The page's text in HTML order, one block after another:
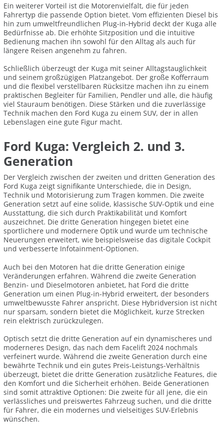
Ein weiterer Vorteil ist die Motorenvielfalt, die für jeden
Fahrertyp die passende Option bietet. Vom effizienten Diesel bis
hin zum umweltfreundlichen Plug-in-Hybrid deckt der Kuga alle
Bedürfnisse ab. Die erhöhte Sitzposition und die intuitive
Bedienung machen ihn sowohl für den Alltag als auch für
längere Reisen angenehm zu fahren.
Schließlich überzeugt der Kuga mit seiner Alltagstauglichkeit
und seinem großzügigen Platzangebot. Der große Kofferraum
und die flexibel verstellbaren Rücksitze machen ihn zu einem
praktischen Begleiter für Familien, Pendler und alle, die häufig
viel Stauraum benötigen. Diese Stärken und die zuverlässige
Technik machen den Ford Kuga zu einem SUV, der in allen
Lebenslagen eine gute Figur macht.
Ford Kuga: Vergleich 2. und 3.
Generation
Der Vergleich zwischen der zweiten und dritten Generation des
Ford Kuga zeigt signifikante Unterschiede, die in Design,
Technik und Motorisierung zum Tragen kommen. Die zweite
Generation setzt auf eine solide, klassische SUV-Optik und eine
Ausstattung, die sich durch Praktikabilität und Komfort
auszeichnet. Die dritte Generation hingegen bietet eine
sportlichere und modernere Optik und wurde um technische
Neuerungen erweitert, wie beispielsweise das digitale Cockpit
und verbesserte Infotainment-Optionen.
Auch bei den Motoren hat die dritte Generation einige
Veränderungen erfahren. Während die zweite Generation
Benzin- und Dieselmotoren anbietet, hat Ford die dritte
Generation um einen Plug-in-Hybrid erweitert, der besonders
umweltbewusste Fahrer anspricht. Diese Hybridversion ist nicht
nur sparsam, sondern bietet die Möglichkeit, kurze Strecken
rein elektrisch zurückzulegen.
Optisch setzt die dritte Generation auf ein dynamischeres und
moderneres Design, das nach dem Facelift 2024 nochmals
verfeinert wurde. Während die zweite Generation durch eine
bewährte Technik und ein gutes Preis-Leistungs-Verhältnis
überzeugt, bietet die dritte Generation zusätzliche Features, die
den Komfort und die Sicherheit erhöhen. Beide Generationen
sind somit attraktive Optionen: Die zweite für all jene, die ein
verlässliches und preiswertes Fahrzeug suchen, und die dritte
für Fahrer, die ein modernes und vielseitiges SUV-Erlebnis
wünschen.